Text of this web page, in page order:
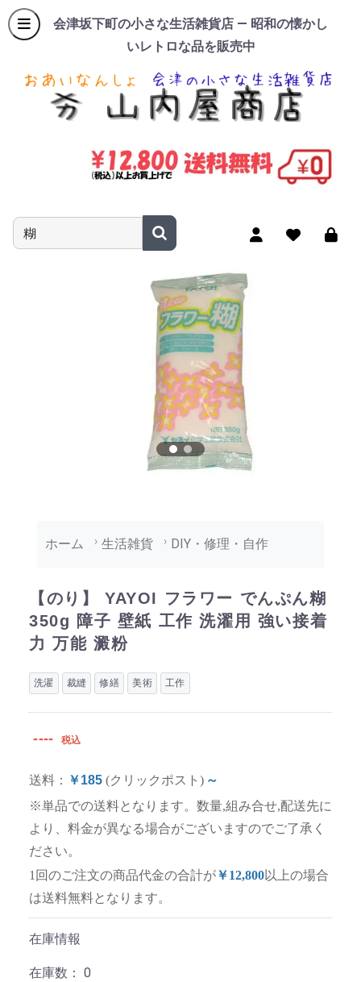
会津坂下町の小さな生活雑貨店 — 昭和の懐かし
いレトロな品を販売中
商品名やキーワードを入力
ホーム 生活雑貨 DIY・修理・自作
【のり】 YAYOI フラワー でんぷん糊
350g 障子 壁紙 工作 洗濯用 強い接着
力 万能 澱粉
洗濯 裁縫 修繕 美術 工作
---- 税込
送料： ￥185 (クリックポスト) ～
※単品での送料となります。数量,組み合せ,配送先に
より、料金が異なる場合がございますのでご了承く
ださい。
1回のご注文の商品代金の合計が￥12,800以上の場合
は送料無料となります。
在庫情報
在庫数： 0